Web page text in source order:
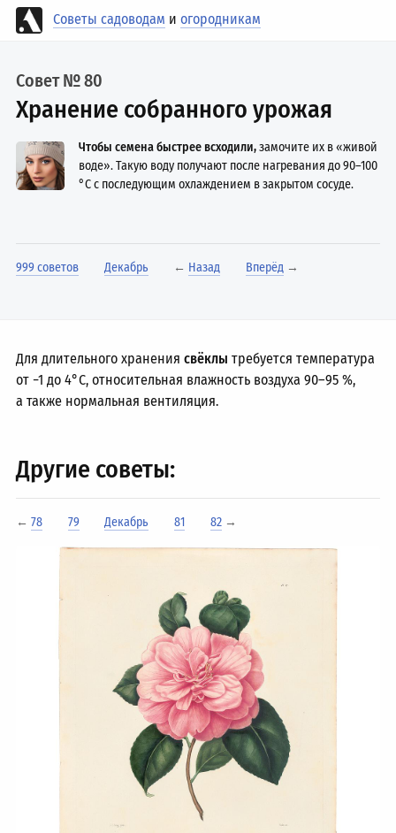
Советы садоводам иогородникам
Совет № 80
Хранение собранного урожая
Чтобы семена быстрее всходили,замочите их в «живой
воде». Такую воду получают после нагревания до90–100
°C с последующим охлаждением в закрытом сосуде.
999 советов Декабрь ← Назад Вперёд→
Для длительного хранениясвёклы требуется температура
от −1 до 4°C, относительная влажность воздуха90–95 %,
а также нормальная вентиляция.
Другие советы:
←78 79 Декабрь 81 82→